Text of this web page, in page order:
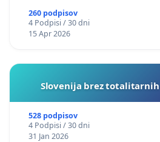
260 podpisov
4 Podpisi / 30 dni
15 Apr 2026
Slovenija brez totalitarnih
528 podpisov
4 Podpisi / 30 dni
31 Jan 2026